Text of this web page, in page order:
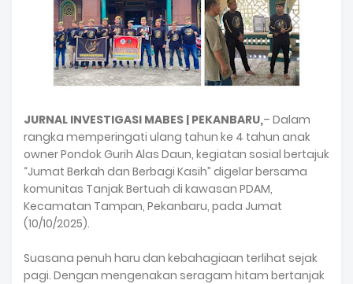
JURNAL INVESTIGASI MABES | PEKANBARU,– Dalam
rangka memperingati ulang tahun ke 4 tahun anak
owner Pondok Gurih Alas Daun, kegiatan sosial bertajuk
“Jumat Berkah dan Berbagi Kasih” digelar bersama
komunitas Tanjak Bertuah di kawasan PDAM,
Kecamatan Tampan, Pekanbaru, pada Jumat
(10/10/2025).
‎Suasana penuh haru dan kebahagiaan terlihat sejak
pagi. Dengan mengenakan seragam hitam bertanjak